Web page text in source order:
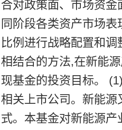
合对政策面、市场资
同阶段各类资产市场
比例进行战略配置和
相结合的方法,在新能
现基金的投资目标。
相关上市公司。新能
式。本基金对新能源